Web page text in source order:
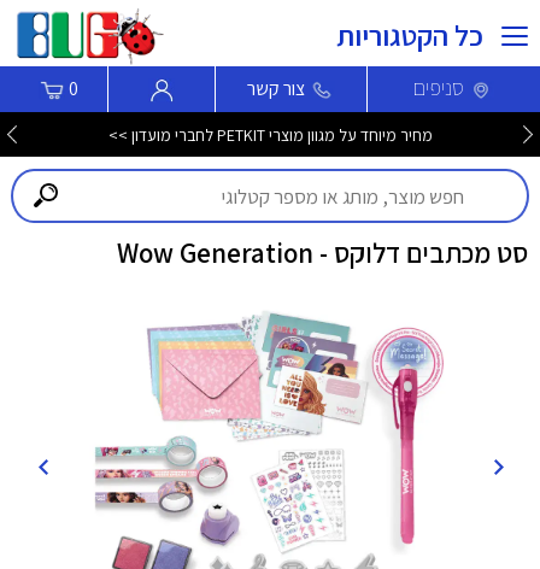
כל הקטגוריות
סניפים צור קשר 0
מחיר מיוחד על מגוון מוצרי PETKIT לחברי מועדון >>
סט מכתבים דלוקס - Wow Generation